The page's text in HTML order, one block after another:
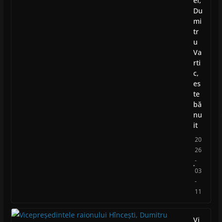
Du
mi
tr
u
Va
rti
c,
es
te
bă
nu
it
20
26
-
03
-
11
Vi